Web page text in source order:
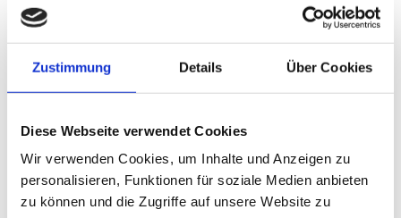
Zustimmung Details Über Cookies
Diese Webseite verwendet Cookies
Wir verwenden Cookies, um Inhalte und Anzeigen zu
personalisieren, Funktionen für soziale Medien anbieten
zu können und die Zugriffe auf unsere Website zu
Ladeinfrastruktur-Branche zu vertreten.
Neuaufstellung: Mit dem Koalitionsvertrag der neuen
bietet sich nun die Chance,bestehende Hindernisse aus dem Weg
Wettbewerbsbedingungen.